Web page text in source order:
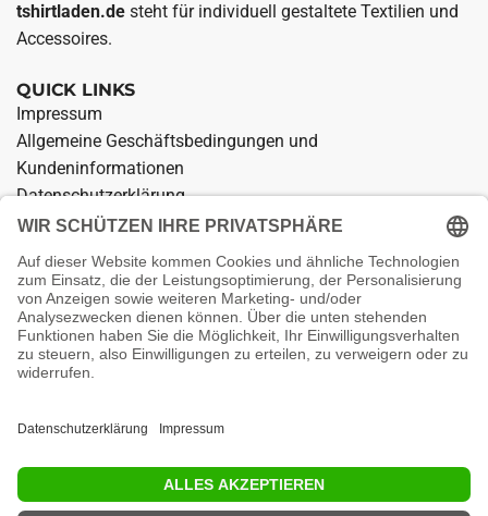
tshirtladen.de steht für individuell gestaltete Textilien und
Accessoires.
QUICK LINKS
Impressum
Allgemeine Geschäftsbedingungen und
Kundeninformationen
Datenschutzerklärung
Widerrufsrecht für den Verkauf von Waren
Kontakt
Vertrag widerrufen
SOCIAL MEDIA